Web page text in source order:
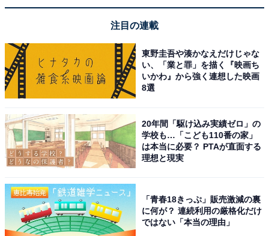
注目の連載
東野圭吾や湊かなえだけじゃな
い、「業と罪」を描く『映画ち
いかわ』から強く連想した映画
8選
20年間「駆け込み実績ゼロ」の
学校も…「こども110番の家」
は本当に必要？ PTAが直面する
理想と現実
「青春18きっぷ」販売激減の裏
に何が？ 連続利用の厳格化だけ
ではない「本当の理由」